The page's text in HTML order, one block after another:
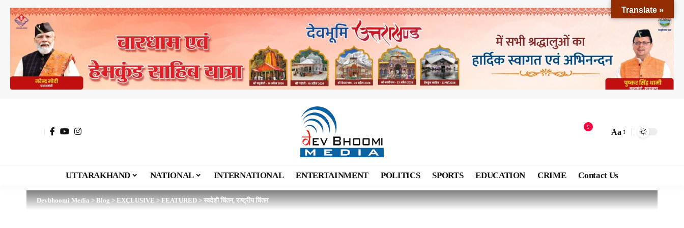
9
Aa
UTTARAKHAND NATIONAL INTERNATIONAL ENTERTAINMENT POLITICS SPORTS EDUCATION CRIME Contact Us
Devbhoomi Media>Blog>EXCLUSIVE>FEATURED>स्वदेशी चिंतन, राष्ट्रीय चिंतन
Translate »